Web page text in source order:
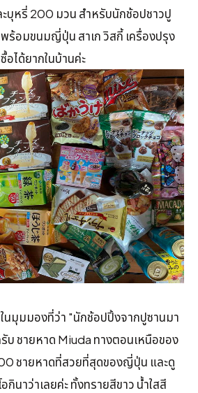
บุหรี่ 200 มวน สำหรับนักช้อปชาวปู
ร้อมขนมญี่ปุ่น สาเก วิสกี้ เครื่องปรุง
ได้ยากในบ้านค่ะ
นมุมมองที่ว่า "นักช้อปปิ้งจากปูซานมา
บ ชายหาด Miuda ทางตอนเหนือของ
ชายหาดที่สวยที่สุดของญี่ปุ่น และดู
กินาว่าเลยค่ะ ทั้งทรายสีขาว น้ำใสสี